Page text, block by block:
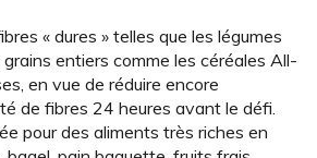
« dures » telles que les légumes
entiers comme les céréales All-
en vue de réduire encore
de fibres 24 heures avant le défi.
pour des aliments très riches en